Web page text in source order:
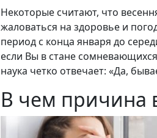
Некоторые считают, что
жаловаться на здоровье и
период с конца января до
если Вы в стане
наука четко отвечает: «Да,
В чем причина